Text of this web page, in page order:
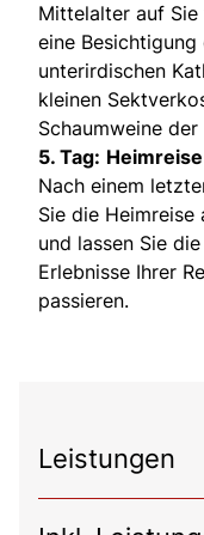
Mittelalter auf
eine
unterirdischen
kleinen
Schaumweine
5. Tag: Heimreise
Nach einem
Sie die Heimreise
und lassen Sie
Erlebnisse Ihrer
passieren.
Leistungen